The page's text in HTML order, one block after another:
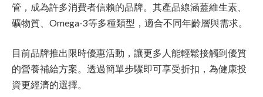
管，成為許多消費者信賴的品牌。其產品線涵蓋維生素、
礦物質、Omega-3等多種類型，適合不同年齡層與需求。
目前品牌推出限時優惠活動，讓更多人能輕鬆接觸到優質
的營養補給方案。透過簡單步驟即可享受折扣，為健康投
資更經濟的選擇。